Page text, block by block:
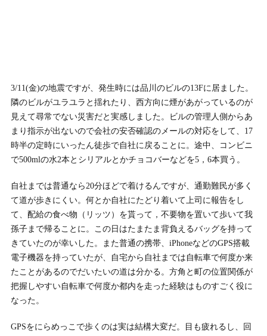
3/11(金)の地震ですが、発生時には品川のビルの13Fに居ました。
隣のビルがユラユラと揺れたり、西方向に煙があがっているのが
見えて尋常でない災害だと実感しました。ビルの管理人側からあ
まり指示が出ないので会社の安否確認のメールの対応をして、17
時半の定時にいったん徒歩で自社に戻ることに。途中、コンビニ
で500mlの水2本とシリアルとかチョコバーなどを5，6本買う。
自社までは普通なら20分ほどで着けるんですが、通勤難民が多く
て道が歩きにくい。何とか自社にたどり着いて上司に報告をし
て、配給の食べ物（リッツ）を貰って，不要物を置いて歩いて我
孫子まで帰ることに。この日はたまたま背負えるバッグを持って
きていたのが幸いした。また普通の携帯、iPhoneなどのGPS搭載
電子機器を持っていたが、自宅から自社までは自転車で何度か来
たことがあるのでだいたいの道は分かる。方角と町の位置関係が
把握しやすい自転車で何度か都内を走った経験はものすごく役に
なった。
GPSをにらめっこで歩くのは実は結構大変だ。目も疲れるし、回